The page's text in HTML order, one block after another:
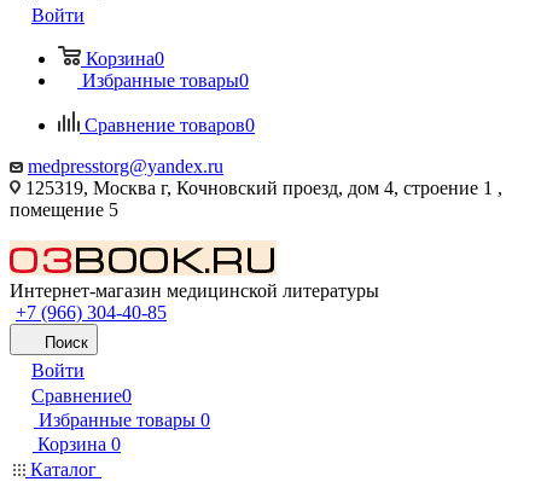
Войти
Корзина0
Избранные товары0
Сравнение товаров0
medpresstorg@yandex.ru
125319, Москва г, Кочновский проезд, дом 4, строение 1 ,
помещение 5
Интернет-магазин медицинской литературы
+7 (966) 304-40-85
Поиск
Войти
Сравнение0
Избранные товары 0
Корзина 0
Каталог